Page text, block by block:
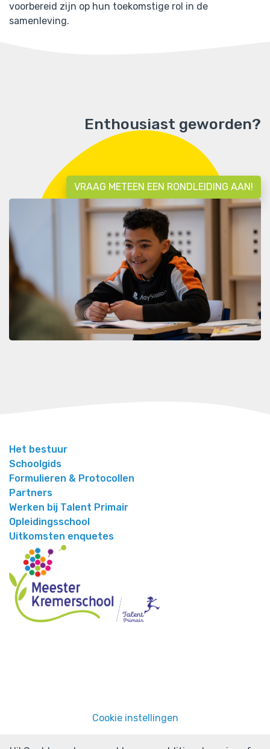
voorbereid zijn op hun toekomstige rol in de
samenleving.
Enthousiast geworden?
VRAAG METEEN EEN RONDLEIDING AAN!
Het bestuur
Schoolgids
Formulieren & Protocollen
Partners
Werken bij Talent Primair
Opleidingsschool
Uitkomsten enquetes
Cookie instellingen
Powered by Social Schools